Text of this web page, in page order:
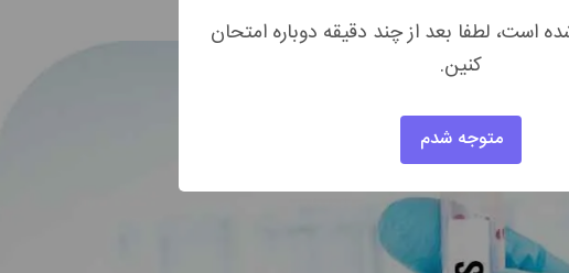
است، لطفا بعد از چند دقیقه دوباره امتحان
کنین.
متوجه شدم